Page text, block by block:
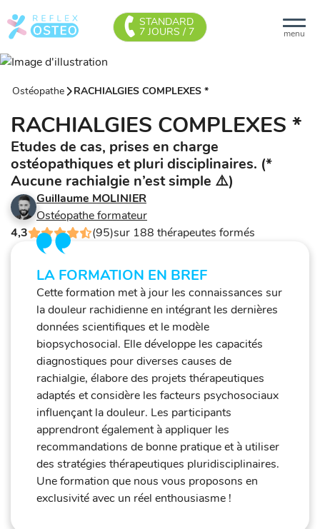
menu
STANDARD
7 JOURS / 7
Ostéopathe RACHIALGIES COMPLEXES *
RACHIALGIES COMPLEXES *
Etudes de cas, prises en charge
ostéopathiques et pluri disciplinaires. (*
Aucune rachialgie n’est simple ⚠️)
Guillaume MOLINIER
Ostéopathe formateur
4,3
(95)sur 188 thérapeutes formés
LA FORMATION EN BREF
Cette formation met à jour les connaissances sur
la douleur rachidienne en intégrant les dernières
données scientifiques et le modèle
biopsychosocial. Elle développe les capacités
diagnostiques pour diverses causes de
rachialgie, élabore des projets thérapeutiques
adaptés et considère les facteurs psychosociaux
influençant la douleur. Les participants
apprendront également à appliquer les
recommandations de bonne pratique et à utiliser
des stratégies thérapeutiques pluridisciplinaires.
Une formation que nous vous proposons en
exclusivité avec un réel enthousiasme !